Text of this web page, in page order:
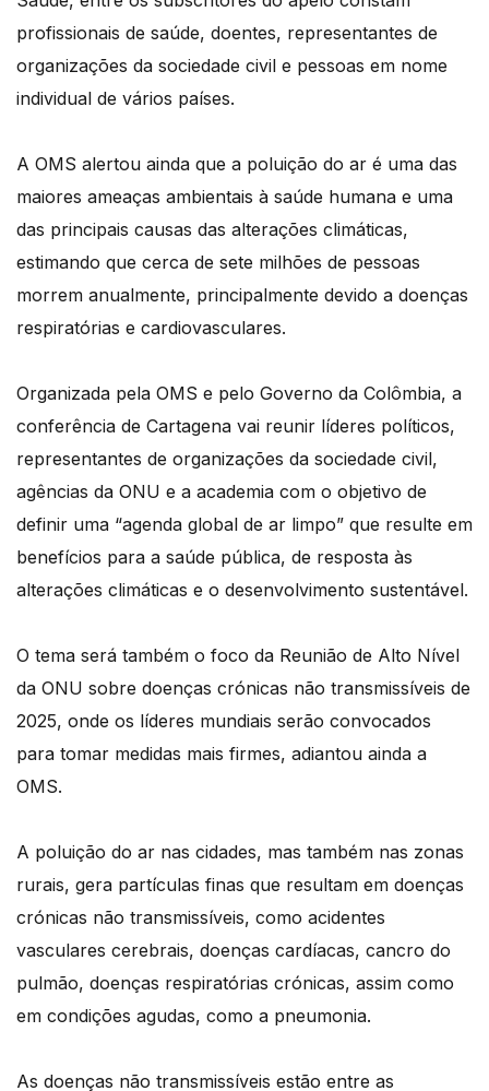
profissionais de saúde, doentes, representantes de
organizações da sociedade civil e pessoas em nome
individual de vários países.
A OMS alertou ainda que a poluição do ar é uma das
maiores ameaças ambientais à saúde humana e uma
das principais causas das alterações climáticas,
estimando que cerca de sete milhões de pessoas
morrem anualmente, principalmente devido a doenças
respiratórias e cardiovasculares.
Organizada pela OMS e pelo Governo da Colômbia, a
conferência de Cartagena vai reunir líderes políticos,
representantes de organizações da sociedade civil,
agências da ONU e a academia com o objetivo de
definir uma “agenda global de ar limpo” que resulte em
benefícios para a saúde pública, de resposta às
alterações climáticas e o desenvolvimento sustentável.
O tema será também o foco da Reunião de Alto Nível
da ONU sobre doenças crónicas não transmissíveis de
2025, onde os líderes mundiais serão convocados
para tomar medidas mais firmes, adiantou ainda a
OMS.
A poluição do ar nas cidades, mas também nas zonas
rurais, gera partículas finas que resultam em doenças
crónicas não transmissíveis, como acidentes
vasculares cerebrais, doenças cardíacas, cancro do
pulmão, doenças respiratórias crónicas, assim como
em condições agudas, como a pneumonia.
As doenças não transmissíveis estão entre as